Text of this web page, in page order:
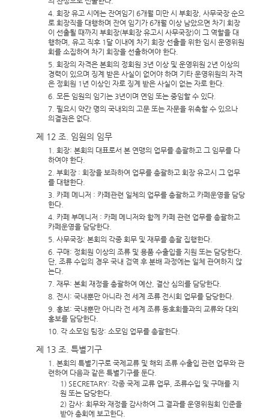
4. 회장 유고 시에는 잔여임기 6개월 미만 시 부회장, 사무국장 순으
로 회장직을 대행하며 잔여 임기가 6개월 이상 남았으면 차기 회장
이 선출될 때까지 부회장(부회장 유고시 사무국장)이 그 역할을 대
행하며, 유고 직후 1달 이내에 차기 회장 선출을 위한 임시 운영위원
회를 소집하여 차기 회장을 선출하여야 한다.
5. 회장의 자격은 본회의 정회원 3년 이상 및 운영위원 2년 이상의
경력이 있으며 징계 받은 사실이 없어야 하며 기타 운영위원의 자격
은 정회원 1년 이상인 자로 징계 받은 사실이 없는 자로 한다.
6. 모든 임원의 임기는 3년이며 연임 또는 중임할 수 있다.
7. 필요시 약간 명의 국내외의 고문 또는 자문을 위촉할 수 있으나
의결권은 없다.
제 12 조. 임원의 임무
1. 회장: 본회의 대표로서 본 연맹의 업무를 총괄하고 그 임무를 다
하여야 한다.
2. 부회장 : 회장을 보좌하여 업무를 총괄하고 회장 유고시 그 업무
를 대행한다.
3. 카페 메니저 : 카페관련 일체의 업무를 총괄하고 카페운영을 담당
한다.
4. 카페 부메니저 : 카페 메니저와 함께 카페 관련 업무를 총괄하고
카페운영을 담당한다.
5. 사무국장: 본회의 각종 회무 및 재무를 총괄 집행한다.
6. 구매: 정회원 이상의 조류 및 용품 수출입을 지원 또는 담당한다.
단, 조류 수입의 경우 국내 검역 후 분배 과정에는 일체 관여하지 않
는다.
7. 재무: 본회 재정을 총괄하여 예산, 결산 심의를 담당한다.
8. 전시: 국내뿐만 아니라 전 세계 조류 전시회 업무를 담당한다.
9. 홍보: 국내뿐만 아니라 전 세계 조류 동호회들과의 교류와 대외
홍보를 담당한다.
10. 각 소모임 팀장: 소모임 업무를 총괄한다.
제 13 조. 특별기구
1. 본회의 특별기구로 국제교류 및 해외 조류 수출입 관련 업무와 관
련하여 다음과 같은 특별기구를 둔다.
1) SECRETARY: 각종 국제 교류 업무, 조류수입 및 구매를 지
원 또는 담당한다.
2) 감사: 회무와 재정을 감사하여 그 결과를 운영위원회 인준을
받아 총회에 보고한다.